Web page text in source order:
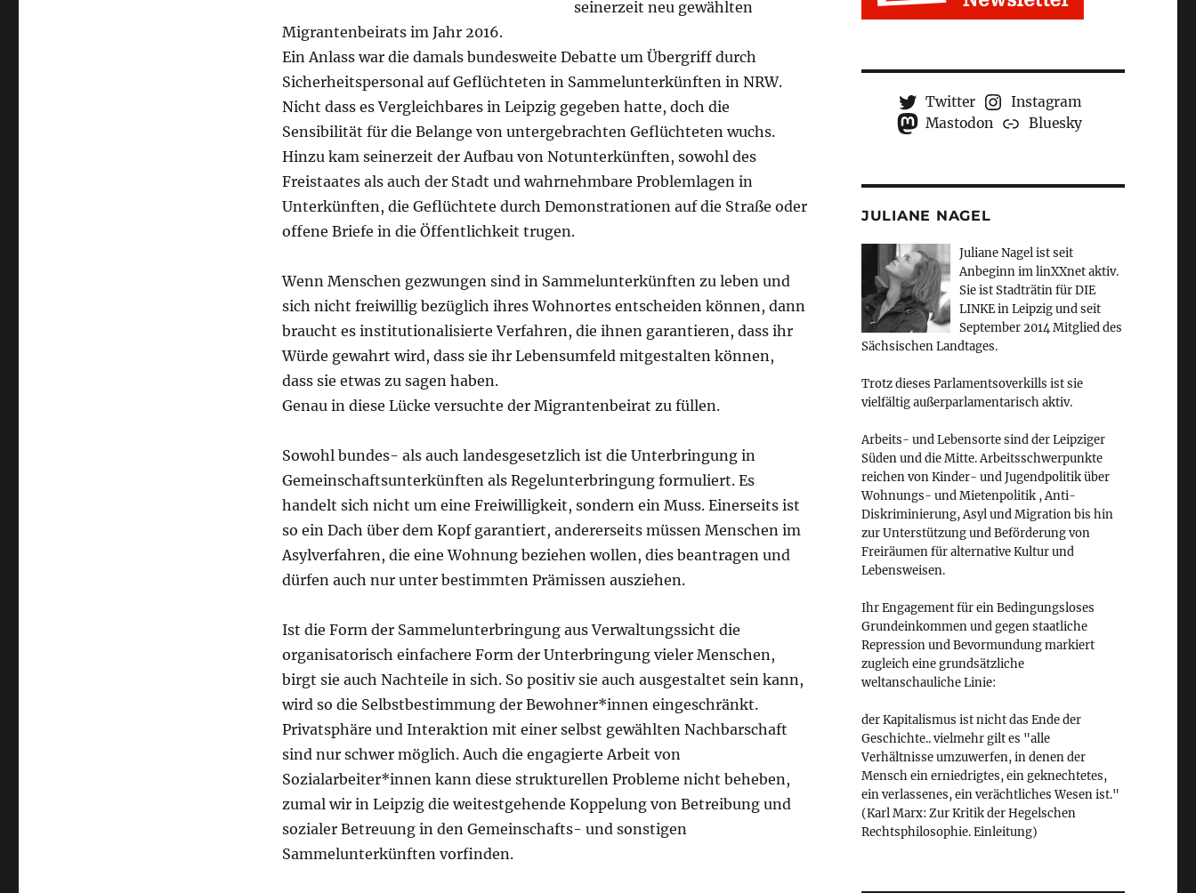
seinerzeit neu gewählten
Migrantenbeirats im Jahr 2016.
Ein Anlass war die damals bundesweite Debatte um Übergriff durch
Sicherheitspersonal auf Geflüchteten in Sammelunterkünften in NRW.
Nicht dass es Vergleichbares in Leipzig gegeben hatte, doch die
Sensibilität für die Belange von untergebrachten Geflüchteten wuchs.
Hinzu kam seinerzeit der Aufbau von Notunterkünften, sowohl des
Freistaates als auch der Stadt und wahrnehmbare Problemlagen in
Unterkünften, die Geflüchtete durch Demonstrationen auf die Straße oder
offene Briefe in die Öffentlichkeit trugen.
Wenn Menschen gezwungen sind in Sammelunterkünften zu leben und
sich nicht freiwillig bezüglich ihres Wohnortes entscheiden können, dann
braucht es institutionalisierte Verfahren, die ihnen garantieren, dass ihr
Würde gewahrt wird, dass sie ihr Lebensumfeld mitgestalten können,
dass sie etwas zu sagen haben.
Genau in diese Lücke versuchte der Migrantenbeirat zu füllen.
Sowohl bundes- als auch landesgesetzlich ist die Unterbringung in
Gemeinschaftsunterkünften als Regelunterbringung formuliert. Es
handelt sich nicht um eine Freiwilligkeit, sondern ein Muss. Einerseits ist
so ein Dach über dem Kopf garantiert, andererseits müssen Menschen im
Asylverfahren, die eine Wohnung beziehen wollen, dies beantragen und
dürfen auch nur unter bestimmten Prämissen ausziehen.
Ist die Form der Sammelunterbringung aus Verwaltungssicht die
organisatorisch einfachere Form der Unterbringung vieler Menschen,
birgt sie auch Nachteile in sich. So positiv sie auch ausgestaltet sein kann,
wird so die Selbstbestimmung der Bewohner*innen eingeschränkt.
Privatsphäre und Interaktion mit einer selbst gewählten Nachbarschaft
sind nur schwer möglich. Auch die engagierte Arbeit von
Sozialarbeiter*innen kann diese strukturellen Probleme nicht beheben,
zumal wir in Leipzig die weitestgehende Koppelung von Betreibung und
sozialer Betreuung in den Gemeinschafts- und sonstigen
Sammelunterkünften vorfinden.
Twitter
Instagram
Mastodon
Bluesky
JULIANE NAGEL
Juliane Nagel ist seit
Anbeginnim linXXnet aktiv.
Sie ist Stadträtin für DIE
LINKE in Leipzig und seit
September 2014 Mitglied des
Sächsischen Landtages.
Trotz dieses Parlamentsoverkills ist sie
vielfältig außerparlamentarisch aktiv.
Arbeits- und Lebensorte sind der Leipziger
Süden und die Mitte. Arbeitsschwerpunkte
reichen von Kinder- und Jugendpolitik über
Wohnungs- und Mietenpolitik , Anti-
Diskriminierung, Asyl und Migration bis hin
zur Unterstützung und Beförderung von
Freiräumen für alternative Kultur und
Lebensweisen.
Ihr Engagement für ein Bedingungsloses
Grundeinkommen und gegen staatliche
Repression und Bevormundung markiert
zugleich eine grundsätzliche
weltanschauliche Linie:
der Kapitalismus ist nicht das Ende der
Geschichte.. vielmehr gilt es "alle
Verhältnisse umzuwerfen, in denen der
Mensch ein erniedrigtes, ein geknechtetes,
ein verlassenes, ein verächtliches Wesen ist."
(Karl Marx: Zur Kritik der Hegelschen
Rechtsphilosophie. Einleitung)